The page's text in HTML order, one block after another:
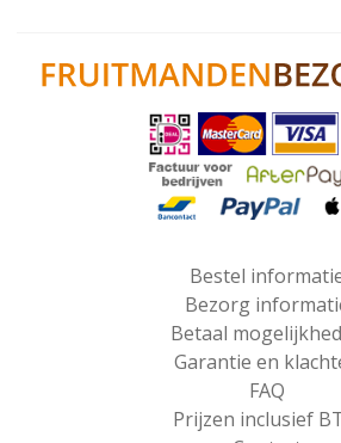
Bestel
Bezorg
Betaal
Garantie en
FAQ
Prijzen inclusief